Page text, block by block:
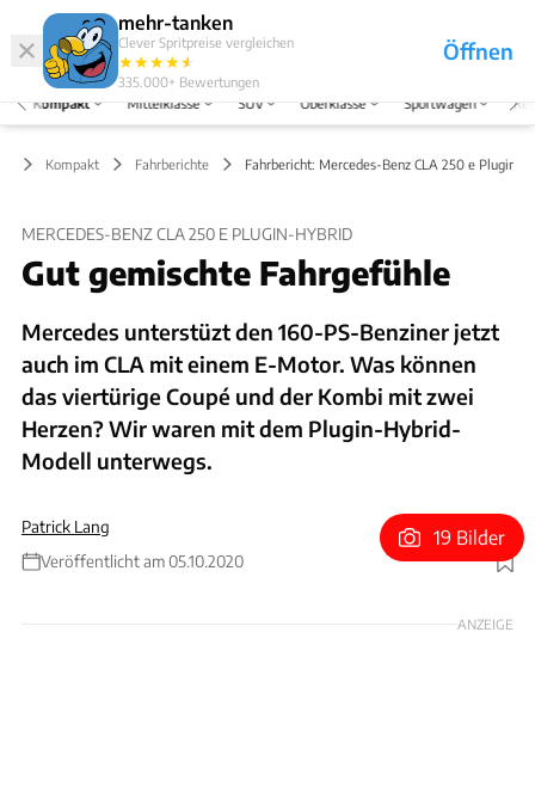
mehr-tanken
Clever Spritpreise vergleichen
★★★★★
★
335.000+ Bewertungen
Öffnen
Abo
Menü
Kompakt Mittelklasse SUV Oberklasse Sportwagen
Kompakt Fahrberichte Fahrbericht: Mercedes-Benz CLA 250 e Plugin-
MERCEDES-BENZ CLA 250 E PLUGIN-HYBRID
Gut gemischte Fahrgefühle
Mercedes unterstüzt den 160-PS-Benziner jetzt
auch im CLA mit einem E-Motor. Was können
das viertürige Coupé und der Kombi mit zwei
Herzen? Wir waren mit dem Plugin-Hybrid-
Modell unterwegs.
Patrick Lang
Veröffentlicht am 05.10.2020
Foto: Mercedes
19 Bilder
ANZEIGE